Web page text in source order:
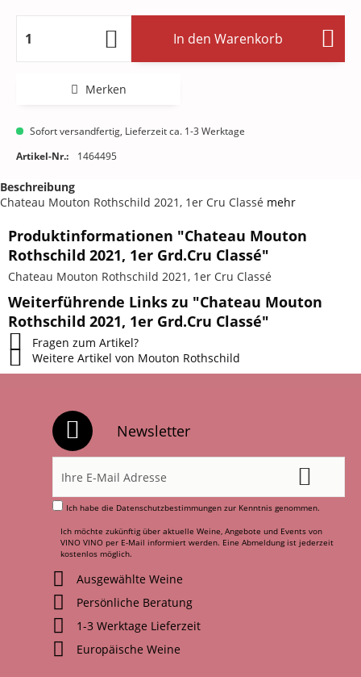
In den Warenkorb
Merken
Sofort versandfertig, Lieferzeit ca. 1-3 Werktage
Artikel-Nr.:
1464495
Beschreibung
Chateau Mouton Rothschild 2021, 1er Cru Classé mehr
Produktinformationen "Chateau Mouton
Rothschild 2021, 1er Grd.Cru Classé"
Chateau Mouton Rothschild 2021, 1er Cru Classé
Weiterführende Links zu "Chateau Mouton
Rothschild 2021, 1er Grd.Cru Classé"
Fragen zum Artikel?
Weitere Artikel von Mouton Rothschild
Newsletter
Ich habe die Datenschutzbestimmungen zur Kenntnis genommen.
Ich möchte zukünftig über aktuelle Weine, Angebote und Events von
VINO VINO per E-Mail informiert werden. Eine Abmeldung ist jederzeit
kostenlos möglich.
Ausgewählte Weine
Persönliche Beratung
1-3 Werktage Lieferzeit
Europäische Weine